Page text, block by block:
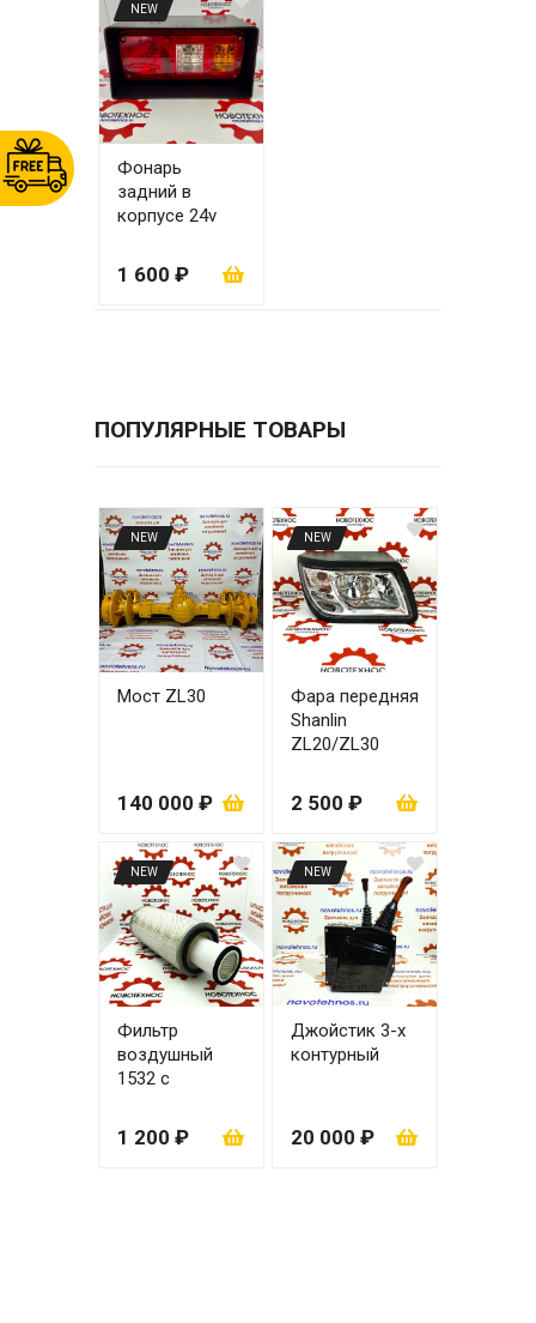
NEW
Фонарь
задний в
корпусе 24v
1 600 ₽
ПОПУЛЯРНЫЕ ТОВАРЫ
NEW
Мост ZL30
140 000 ₽
NEW
Фара передняя
Shanlin
ZL20/ZL30
2 500 ₽
NEW
Фильтр
воздушный
1532 с
1 200 ₽
NEW
Джойстик 3-х
контурный
20 000 ₽